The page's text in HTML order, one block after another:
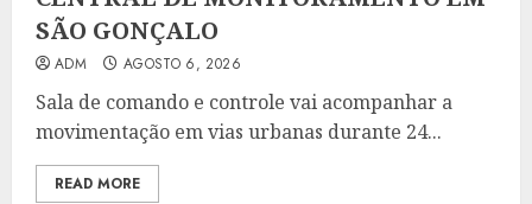
SÃO GONÇALO
ADM AGOSTO 6, 2026
Sala de comando e controle vai acompanhar a
movimentação em vias urbanas durante 24...
READ MORE